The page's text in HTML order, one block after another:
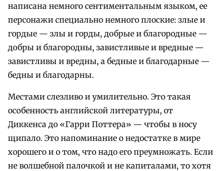
написана немного сентиментальным языком, ее
персонажи специально немного плоские: злые и
гордые — злы и горды, добрые и благородные —
добры и благородны, завистливые и вредные —
завистливы и вредны, а бедные и благодарные —
бедны и благодарны.
Местами слезливо и умилительно. Это такая
особенность английской литературы, от
Диккенса до «Гарри Поттера» — чтобы в носу
щипало. Это напоминание о недостатке в мире
хорошего и о том, что надо его преумножать. Если
не волшебной палочкой и не капиталами, то хотя